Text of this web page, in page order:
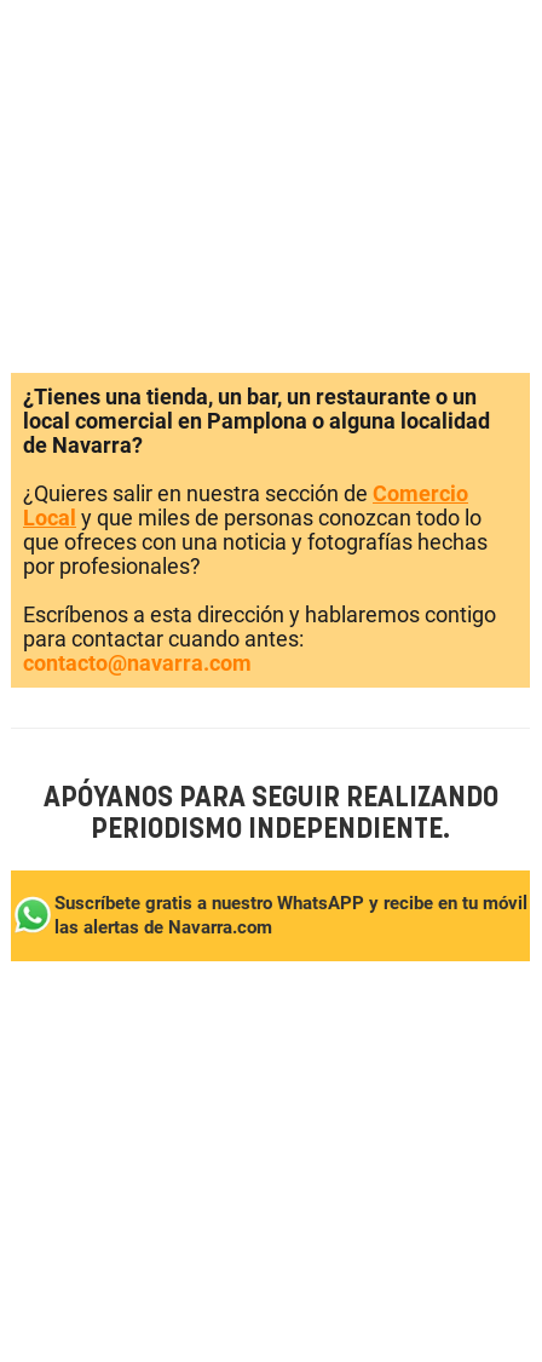
¿Tienes una tienda, un bar, un restaurante o un
local comercial en Pamplona o alguna localidad
de Navarra?
¿Quieres salir en nuestra sección de Comercio
Local y que miles de personas conozcan todo lo
que ofreces con una noticia y fotografías hechas
por profesionales?
Escríbenos a esta dirección y hablaremos contigo
para contactar cuando antes:
contacto@navarra.com
APÓYANOS PARA SEGUIR REALIZANDO
PERIODISMO INDEPENDIENTE.
Suscríbete gratis a nuestro WhatsAPP y recibe en tu móvil
las alertas de Navarra.com